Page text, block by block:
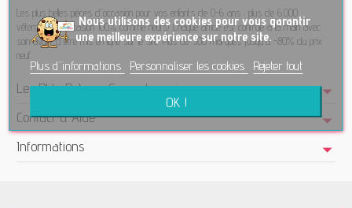
Les plus belles pièces d'occasion pour vos enfants de 0-6 ans : plus de 6.000
vêtements d'occasion 100% comme neufs! Chaque article est contrôlé à la main avec
soin avant d'être mis en ligne sur le site. Plus de 300 marques jusqu'à -80% du prix
neuf.
Les Ptits Potes - Seconde main
Contact & Aide
Informations
Nous utilisons des cookies pour vous garantir
une meilleure expérience sur notre site.
Plus d'informations
Personnaliser les cookies Rejeter tout
OK !